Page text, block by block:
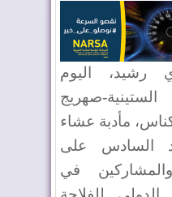
رشيد، اليوم
صهريج
مأدبة عشاء
السادس على
في